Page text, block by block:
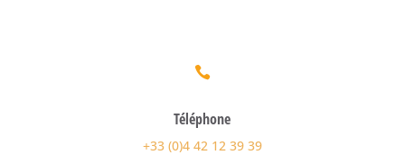

Téléphone
+33 (0)4 42 12 39 39